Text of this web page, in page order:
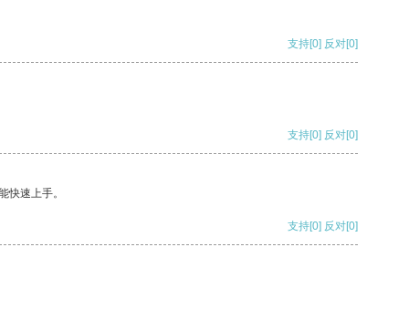
支持[0] 反对[0]
支持[0] 反对[0]
快速上手。
支持[0] 反对[0]